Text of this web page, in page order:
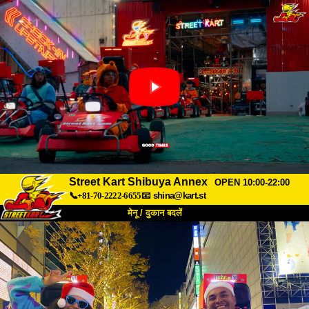
Street Kart Shibuya Annex
OPEN 10:00-22:00
📞+81-70-2222-6655📧 shina@kart.st
मेनू / दुकान बदलें
हमारे बारे में विशेषताएँ कीमत
पहुंच वॉयस FAQ